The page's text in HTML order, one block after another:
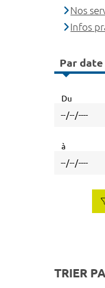
Nos
Infos
Par
Du
à
TRIER